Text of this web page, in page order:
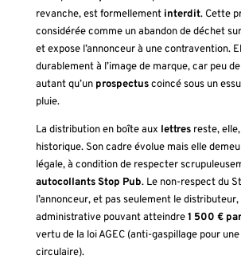
revanche, est formellement interdit. Cette
considérée comme un abandon de déchet
et expose l’annonceur à une contravention.
durablement à l’image de marque, car peu
autant qu’un prospectuscoincé sous un
pluie.
La distribution en boîte aux lettresreste,
historique. Son cadre évolue mais elle
légale, à condition de respecter
autocollants Stop Pub. Le non-respect du
l’annonceur, et pas seulement le
administrative pouvant atteindre1 500 €
vertu de la loi AGEC (anti-gaspillage pour
circulaire).